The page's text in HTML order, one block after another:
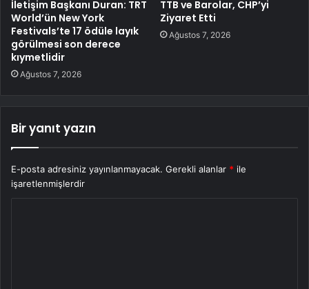
İletişim Başkanı Duran: TRT
World’ün New York
Festivals’te 17 ödüle layık
görülmesi son derece
kıymetlidir
Ağustos 7, 2026
TTB ve Barolar, CHP’yi
Ziyaret Etti
Ağustos 7, 2026
Bir yanıt yazın
E-posta adresiniz yayınlanmayacak. Gerekli alanlar * ile
işaretlenmişlerdir